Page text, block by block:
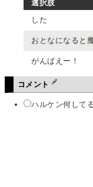
選択肢
した
おとなになると
がんばえー！
コメント
ハルケン何し